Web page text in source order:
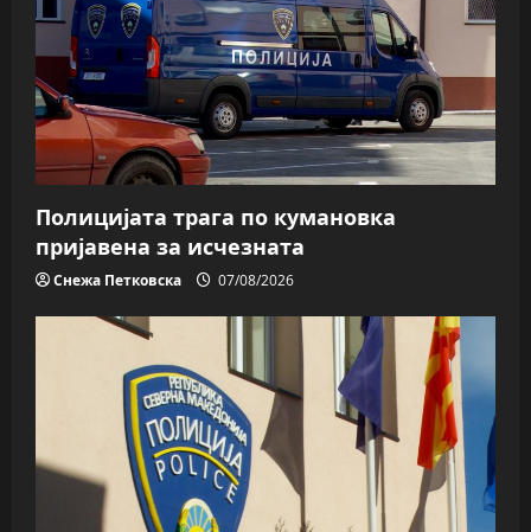
Полицијата трага пo кумановка
пријавена за исчезната
Снежа Петковска 07/08/2026